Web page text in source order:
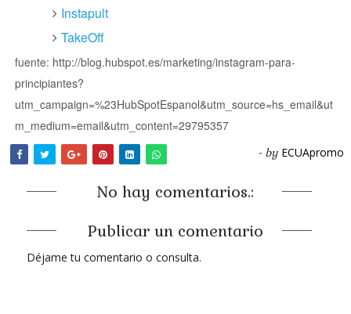
Instapult
TakeOff
fuente: http://blog.hubspot.es/marketing/instagram-para-
principiantes?
utm_campaign=%23HubSpotEspanol&utm_source=hs_email&ut
m_medium=email&utm_content=29795357
- by ECUApromo
No hay comentarios.:
Publicar un comentario
Déjame tu comentario o consulta.